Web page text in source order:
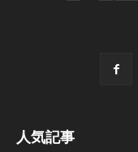
人気記事